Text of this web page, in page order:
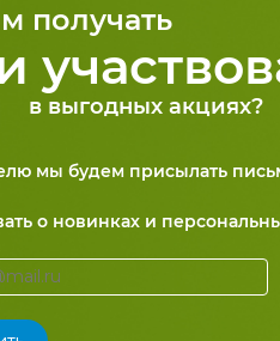
получать
в выгодных акциях?
мы будем присылать
о новинках и